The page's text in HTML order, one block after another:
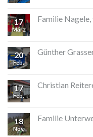
17
März
Familie Nagele,
20
Feb.
Günther
17
Feb.
Christian
18
Nov.
Familie